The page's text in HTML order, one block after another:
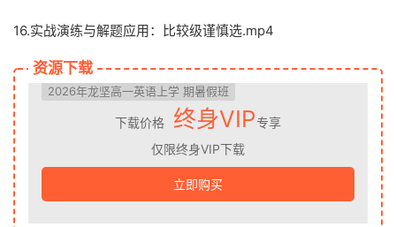
16.实战演练与解题应用：比较级谨慎选.mp4
资源下载
2026年龙坚高一英语上学 期暑假班
下载价格 终身VIP专享
仅限终身VIP下载
立即购买